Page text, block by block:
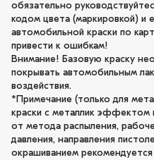
обязательно
кодом цвета (маркировкой) и
автомобильной краски по
привести к ошибкам!
Внимание! Базовую краску
покрывать автомобильным
воздействия.
*Примечание (только для
краски с металлик эффектом
от метода распыления,
давления, направления
окрашиванием